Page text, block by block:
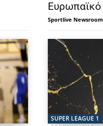
Ευρωπαϊκό
Sportlive Newsroom
SUPER LEAGUE 1